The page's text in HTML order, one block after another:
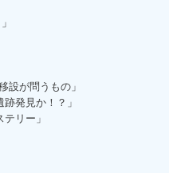
設が問うもの」
発見か！？」
リー」